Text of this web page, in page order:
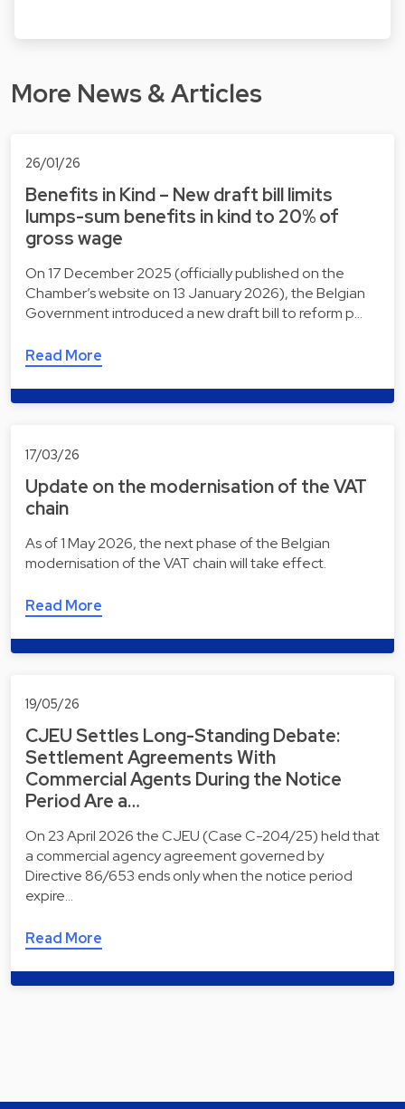
More News & Articles
26/01/26
Benefits in Kind – New draft bill limits
lumps-sum benefits in kind to 20% of
gross wage
On 17 December 2025 (officially published on the
Chamber’s website on 13 January 2026), the Belgian
Government introduced a new draft bill to reform p…
Read More
17/03/26
Update on the modernisation of the VAT
chain
As of 1 May 2026, the next phase of the Belgian
modernisation of the VAT chain will take effect.
Read More
19/05/26
CJEU Settles Long-Standing Debate:
Settlement Agreements With
Commercial Agents During the Notice
Period Are a…
On 23 April 2026 the CJEU (Case C-204/25) held that
a commercial agency agreement governed by
Directive 86/653 ends only when the notice period
expire…
Read More